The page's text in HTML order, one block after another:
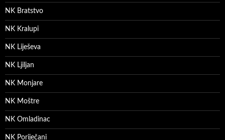
NK Bratstvo
NK Kralupi
NK Liješeva
NK Ljiljan
NK Monjare
NK Moštre
NK Omladinac
NK Poriječani